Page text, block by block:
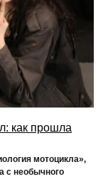
как прошла
мотоцикла»,
с необычного